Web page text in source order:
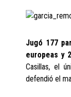
Jugó 177
europeas y
Casillas, el
defendió el